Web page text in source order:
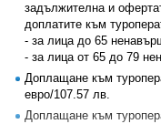
задължителна и
доплатите към
- за лица до 65
- за лица от 65 до 79
Доплащане към
евро/107.57 лв.
Доплащане към